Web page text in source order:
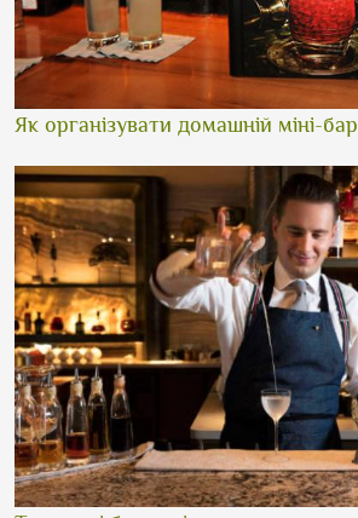
Як організувати домашній міні-бар